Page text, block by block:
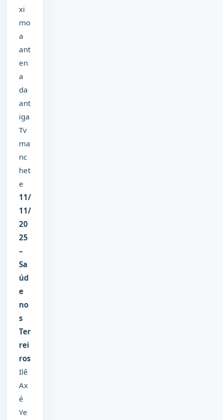
xi
mo
a
ant
en
a
da
ant
iga
Tv
ma
nc
het
e
11/
11/
20
25
–
Sa
úd
e
no
s
Ter
rei
ros
Ilê
Ax
é
Ye